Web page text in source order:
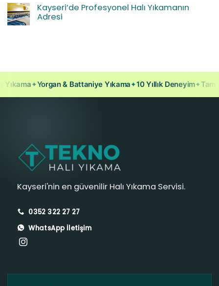
Dikkat
Edilmeli?
Koltuk
Silmek
Neden
Kayseri’de Profesyonel Halı Yıkamanın
Adresi
✦Yorgan & Battaniye Yıkama✦10 Yıllık Deneyim✦Tam
Kayseri'nin en güvenilir Halı Yıkama Servisi.
0352 322 27 27
WhatsApp İletişim